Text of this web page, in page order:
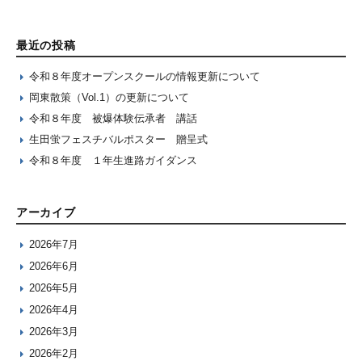
最近の投稿
令和８年度オープンスクールの情報更新について
岡東散策（Vol.1）の更新について
令和８年度 被爆体験伝承者 講話
生田蛍フェスチバルポスター 贈呈式
令和８年度 １年生進路ガイダンス
アーカイブ
2026年7月
2026年6月
2026年5月
2026年4月
2026年3月
2026年2月